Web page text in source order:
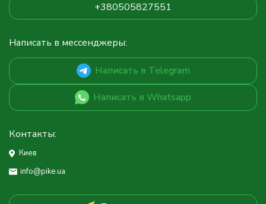
+380505827551
Написать в мессенджеры:
Написать в Telegram
Написать в Whatsapp
Контакты:
Киев
info@pike.ua